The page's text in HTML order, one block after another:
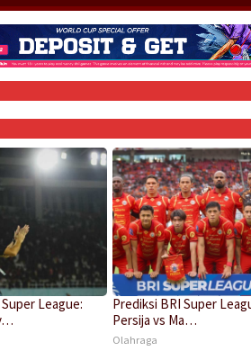
League:
Prediksi BRI Super
Persija vs Ma…
Olahraga